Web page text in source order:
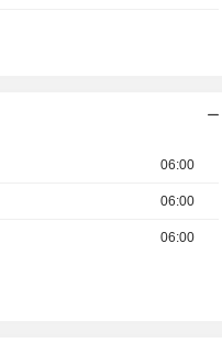
06:00
06:00
06:00